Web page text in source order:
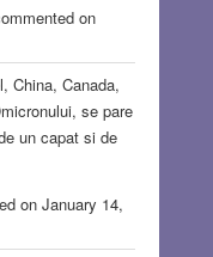
on
China, Canada,
se pare
un capat si de
on January 14,